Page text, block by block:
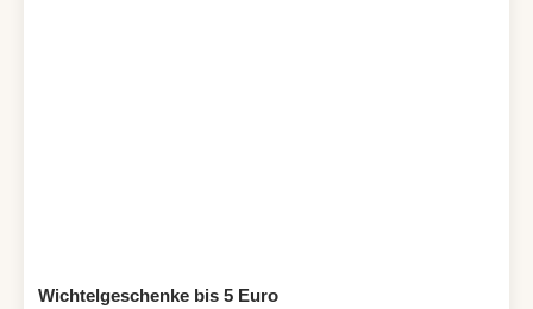
Wichtelgeschenke bis 5 Euro